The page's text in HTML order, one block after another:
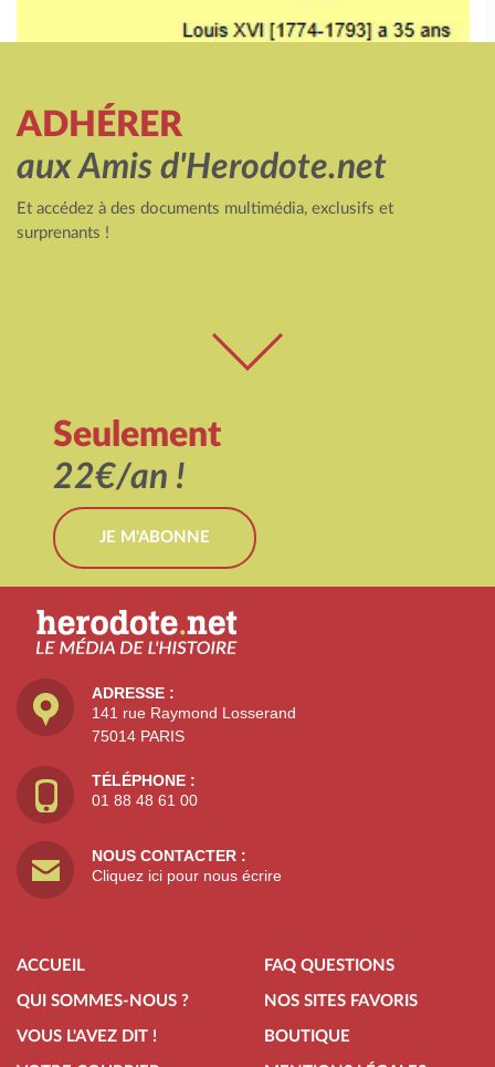
ADHÉRER
aux Amis d'Herodote.net
Et accédez à des documents multimédia, exclusifs et
surprenants !
Seulement
22€/an !
JE M'ABONNE
ADRESSE :
141 rue Raymond Losserand
75014 PARIS
TÉLÉPHONE :
01 88 48 61 00
NOUS CONTACTER :
Cliquez ici pour nous écrire
ACCUEIL
QUI SOMMES-NOUS ?
VOUS L'AVEZ DIT !
FAQ QUESTIONS
NOS SITES FAVORIS
BOUTIQUE